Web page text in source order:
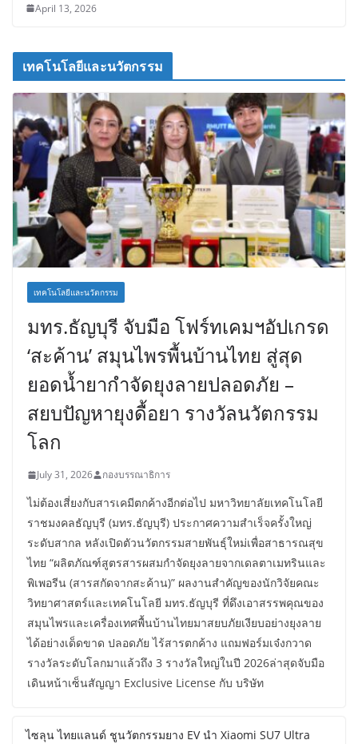
April 13, 2026
เทคโนโลยีและนวัตกรรม
เทคโนโลยีและนวัตกรรม
มทร.ธัญบุรี จับมือ โฟร์ทเคมฯอัปเกรด
‘สะค้าน’ สมุนไพรพื้นบ้านไทย สู่สุด
ยอดน้ำยากำจัดยุงลายปลอดภัย –
สยบปัญหายุงดื้อยา รางวัลนวัตกรรม
โลก
July 31, 2026 กองบรรณาธิการ
ไม่ต้องเสี่ยงกับสารเคมีตกค้างอีกต่อไป มหาวิทยาลัยเทคโนโลยี
ราชมงคลธัญบุรี (มทร.ธัญบุรี) ประกาศความสำเร็จครั้งใหญ่
ระดับสากล หลังเปิดตัวนวัตกรรมสายพันธุ์ใหม่เพื่อสาธารณสุข
ไทย “ผลิตภัณฑ์สูตรสารผสมกำจัดยุงลายจากเดลตาเมทรินและ
พิเพอรีน (สารสกัดจากสะค้าน)” ผลงานสำคัญของนักวิจัยคณะ
วิทยาศาสตร์และเทคโนโลยี มทร.ธัญบุรี ที่ดึงเอาสรรพคุณของ
สมุนไพรและเครื่องเทศพื้นบ้านไทยมาสยบภัยเงียบอย่างยุงลาย
ได้อย่างเด็ดขาด ปลอดภัย ไร้สารตกค้าง แถมฟอร์มเจ๋งกวาด
รางวัลระดับโลกมาแล้วถึง 3 รางวัลใหญ่ในปี 2026ล่าสุดจับมือ
เดินหน้าเซ็นสัญญา Exclusive License กับ บริษัท
ไซลุน ไทยแลนด์ ชูนวัตกรรมยาง EV นำ Xiaomi SU7 Ultra